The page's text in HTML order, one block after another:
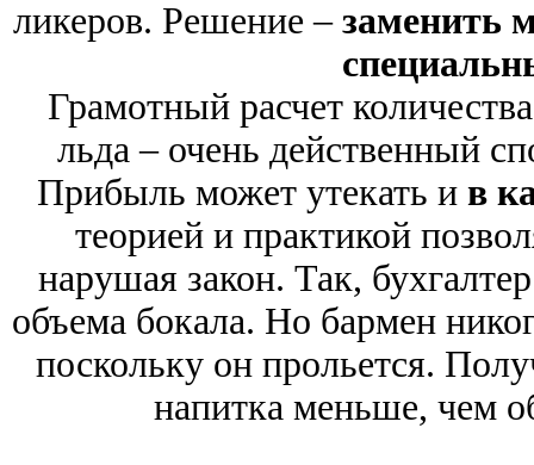
ликеров. Решение – заменить
Грамотный расчет
льда – очень действенный
Прибыль может утекать и в
теорией и практикой
нарушая закон. Так,
объема бокала. Но бармен
поскольку он прольется.
напитка меньше, чем